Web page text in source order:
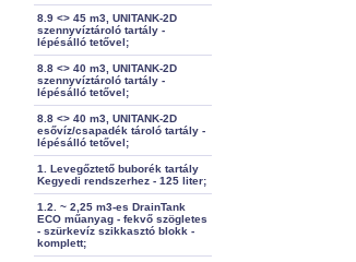
8.9 <> 45 m3, UNITANK-2D
szennyvíztároló tartály -
lépésálló tetővel;
8.8 <> 40 m3, UNITANK-2D
szennyvíztároló tartály -
lépésálló tetővel;
8.8 <> 40 m3, UNITANK-2D
esővíz/csapadék tároló tartály -
lépésálló tetővel;
1. Levegőztető buborék tartály
Kegyedi rendszerhez - 125 liter;
1.2. ~ 2,25 m3-es DrainTank
ECO műanyag - fekvő szögletes
- szürkevíz szikkasztó blokk -
komplett;